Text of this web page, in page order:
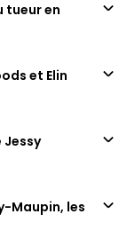
tueur en
et Elin
Jessy
Maupin, les